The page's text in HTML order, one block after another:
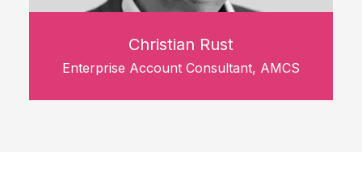
Christian Rust
Enterprise Account Consultant, AMCS